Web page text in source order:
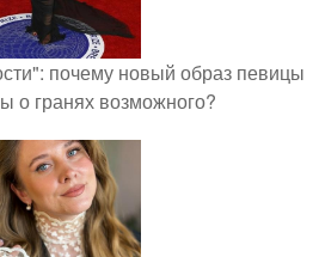
почему новый образ певицы
о гранях возможного?